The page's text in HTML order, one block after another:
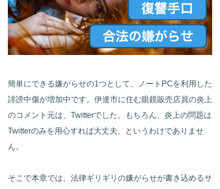
簡単にできる嫌がらせの1つとして、ノートPCを利用した
誹謗中傷が増加中です。伊達市に住む眼鏡販売店員の炎上
のコメント元は、Twitterでした。もちろん、炎上の問題は
Twitterのみを用心すれば大丈夫、というわけでありませ
ん。
そこで本章では、法律ギリギリの嫌がらせが書き込めるサ